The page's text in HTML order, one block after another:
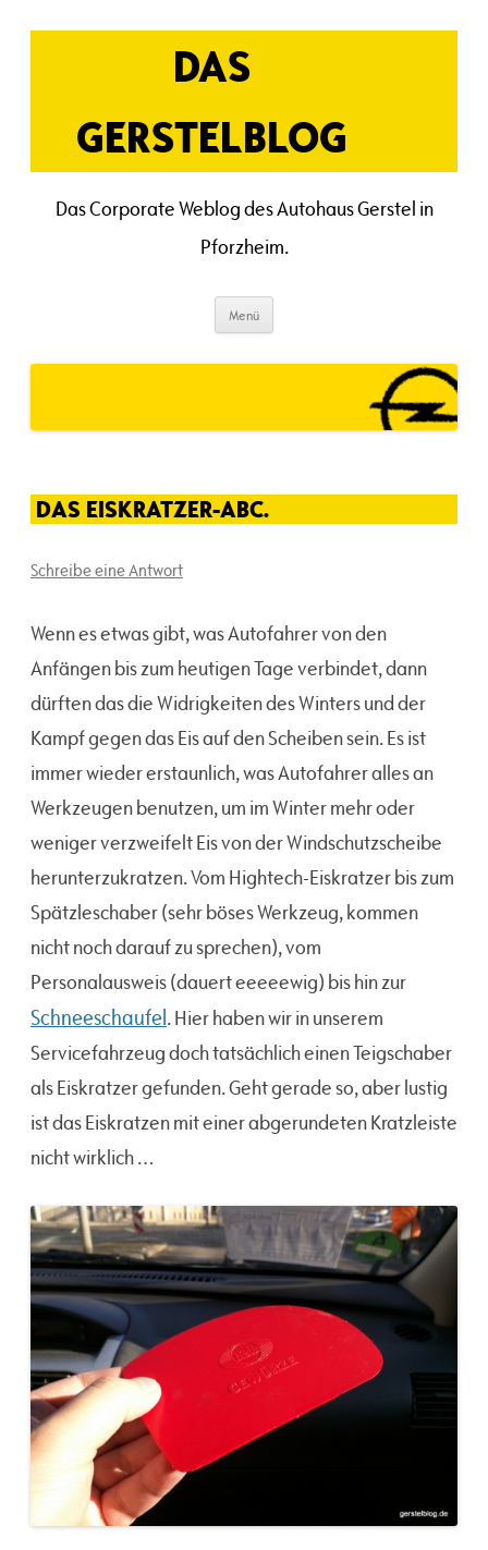
Inhalt
DAS
GERSTELBLOG
Das Corporate Weblog des Autohaus Gerstel in
Pforzheim.
Menü
DAS EISKRATZER-ABC.
Schreibe eine Antwort
Wenn es etwas gibt, was Autofahrer von den
Anfängen bis zum heutigen Tage verbindet, dann
dürften das die Widrigkeiten des Winters und der
Kampf gegen das Eis auf den Scheiben sein. Es ist
immer wieder erstaunlich, was Autofahrer alles an
Werkzeugen benutzen, um im Winter mehr oder
weniger verzweifelt Eis von der Windschutzscheibe
herunterzukratzen. Vom Hightech-Eiskratzer bis zum
Spätzleschaber (sehr böses Werkzeug, kommen
nicht noch darauf zu sprechen), vom
Personalausweis (dauert eeeeewig) bis hin zur
Schneeschaufel. Hier haben wir in unserem
Servicefahrzeug doch tatsächlich einen Teigschaber
als Eiskratzer gefunden. Geht gerade so, aber lustig
ist das Eiskratzen mit einer abgerundeten Kratzleiste
nicht wirklich …